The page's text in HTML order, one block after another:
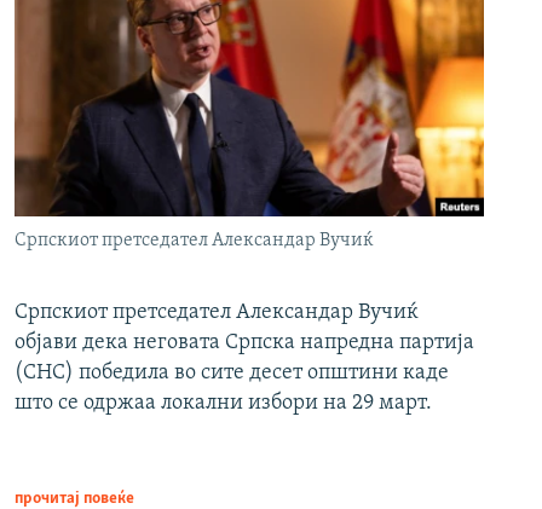
Српскиот претседател Александар Вучиќ
Српскиот претседател Александар Вучиќ
објави дека неговата Српска напредна партија
(СНС) победила во сите десет општини каде
што се одржаа локални избори на 29 март.
прочитај повеќе